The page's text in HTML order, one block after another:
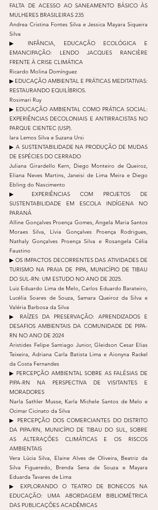
FALTA DE ACESSO AO SANEAMENTO BÁSICO ÀS
MULHERES BRASILEIRAS 235
Andrea Cristina Fontes Silva e Jessica Mayara Siqueira
Silva
▶︎ INFÂNCIA, EDUCAÇÃO ECOLÓGICA E
EMANCIPAÇÃO: LENDO JACQUES RANCIÈRE
FRENTE À CRISE CLIMÁTICA
Ricardo Molina Domínguez
▶︎ EDUCAÇÃO AMBIENTAL E PRÁTICAS MEDITATIVAS:
RESTAURANDO EQUILÍBRIOS.
Rosimari Ruy
▶︎ EDUCAÇÃO AMBIENTAL COMO PRÁTICA SOCIAL:
EXPERIÊNCIAS DECOLONIAIS E ANTIRRACISTAS NO
PARQUE CIENTEC (USP).
Iara Lemos Silva e Suzana Ursi
▶︎ A SUSTENTABILIDADE NA PRODUÇÃO DE MUDAS
DE ESPÉCIES DO CERRADO
Juliana Girardello Kern, Diego Monteiro de Queiroz,
Eliana Neves Martins, Janeisi de Lima Meira e Diego
Ebling do Nascimento
▶︎ EXPERIÊNCIAS COM PROJETOS DE
SUSTENTABILIDADE EM ESCOLA INDÍGENA NO
PARANÁ
Alline Gonçalves Proença Gomes, Angela Maria Santos
Moraes Silva, Lívia Gonçalves Proença Rodrigues,
Nathaly Gonçalves Proença Silva e Rosangela Célia
Faustino
▶︎ OS IMPACTOS DECORRENTES DAS ATIVIDADES DE
TURISMO NA PRAIA DE PIPA, MUNICÍPIO DE TIBAU
DO SUL-RN: UM ESTUDO NO ANO DE 2025.
Luiz Eduardo Lima de Melo, Carlos Eduardo Barateiro,
Lucélia Soares de Souza, Samara Queiroz da Silva e
Valéria Barbosa da Silva
▶︎ RAÍZES DA PRESERVAÇÃO: APRENDIZADOS E
DESAFIOS AMBIENTAIS DA COMUNIDADE DE PIPA-
RN NO ANO DE 2024
Aristides Felipe Santiago Junior, Gleidson Cesar Elias
Teixeira, Adriana Carla Batista Lima e Aionyna Rackel
da Costa Fernandes
▶︎ PERCEPÇÃO AMBIENTAL SOBRE AS FALÉSIAS DE
PIPA-RN NA PERSPECTIVA DE VISITANTES E
MORADORES
Narla Sathler Musse, Karla Michele Santos de Melo e
Ocimar Cicinato da Silva
▶︎ PERCEPÇÃO DOS COMERCIANTES DO DISTRITO
DA PIPA/RN, MUNICÍPIO DE TIBAU DO SUL, SOBRE
AS ALTERAÇÕES CLIMÁTICAS E OS RISCOS
AMBIENTAIS
Vera Lúcia Silva, Elaine Alves de Oliveira, Beatriz da
Silva Figueredo, Brenda Sena de Souza e Mayara
Eduarda Tavares de Lima
▶︎ EXPLORANDO O TEATRO DE BONECOS NA
EDUCAÇÃO: UMA ABORDAGEM BIBLIOMÉTRICA
DAS PUBLICAÇÕES ACADÊMICAS